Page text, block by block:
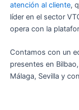
atención al cliente,
líder en el sector
opera con la
Contamos con un
presentes en
Málaga, Sevilla y